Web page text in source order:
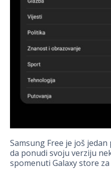
Samsung Free je još
da ponudi svoju verziju
spomenuti Galaxy store